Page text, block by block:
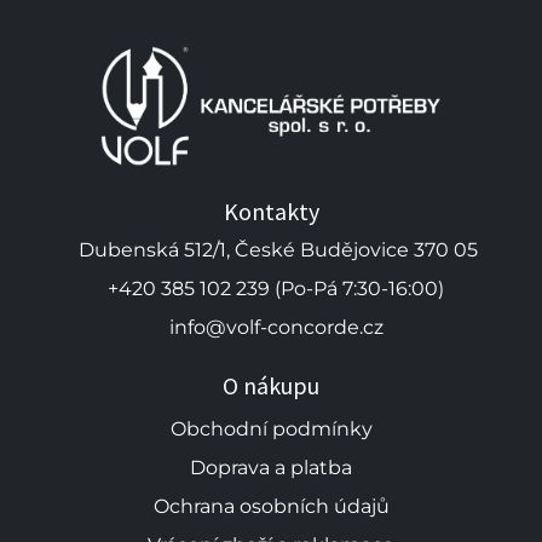
Kontakty
Dubenská 512/1, České Budějovice 370 05
+420 385 102 239 (Po-Pá 7:30-16:00)
info@volf-concorde.cz
O nákupu
Obchodní podmínky
Doprava a platba
Ochrana osobních údajů